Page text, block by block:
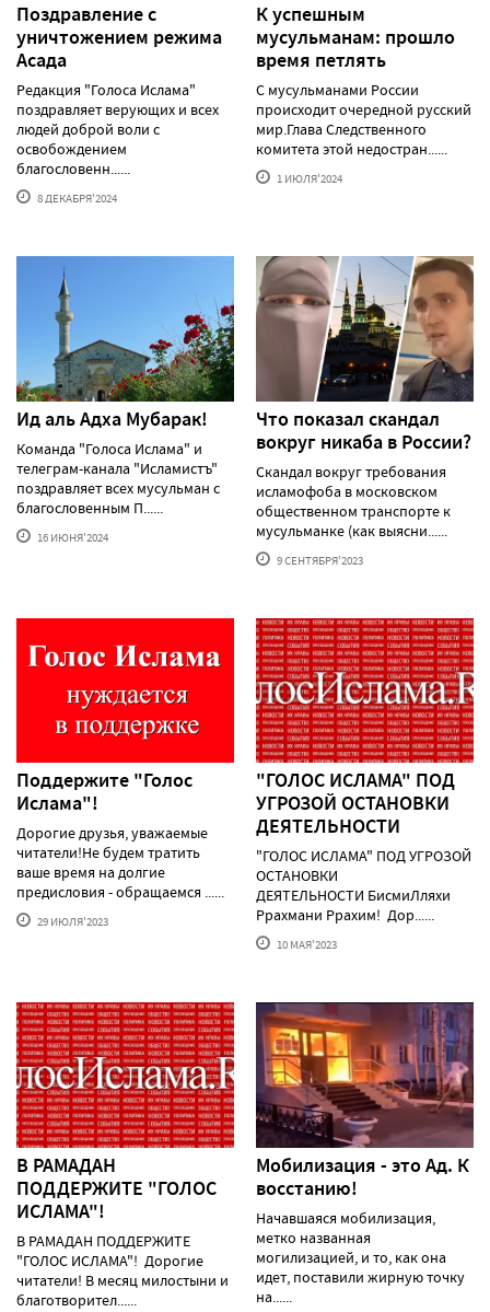
Поздравление с
уничтожением режима
Асада
Редакция "Голоса Ислама"
поздравляет верующих и всех
людей доброй воли с
освобождением
благословенн......
8 ДЕКАБРЯ'2024
К успешным
мусульманам: прошло
время петлять
С мусульманами России
происходит очередной русский
мир.Глава Следственного
комитета этой недостран......
1 ИЮЛЯ'2024
Ид аль Адха Мубарак!
Команда "Голоса Ислама" и
телеграм-канала "Исламистъ"
поздравляет всех мусульман с
благословенным П......
16 ИЮНЯ'2024
Что показал скандал
вокруг никаба в России?
Скандал вокруг требования
исламофоба в московском
общественном транспорте к
мусульманке (как выясни......
9 СЕНТЯБРЯ'2023
Поддержите "Голос
Ислама"!
Дорогие друзья, уважаемые
читатели!Не будем тратить
ваше время на долгие
предисловия - обращаемся ......
29 ИЮЛЯ'2023
"ГОЛОС ИСЛАМА" ПОД
УГРОЗОЙ ОСТАНОВКИ
ДЕЯТЕЛЬНОСТИ
"ГОЛОС ИСЛАМА" ПОД УГРОЗОЙ
ОСТАНОВКИ
ДЕЯТЕЛЬНОСТИ БисмиЛляхи
Ррахмани Ррахим! Дор......
10 МАЯ'2023
В РАМАДАН
ПОДДЕРЖИТЕ "ГОЛОС
ИСЛАМА"!
В РАМАДАН ПОДДЕРЖИТЕ
"ГОЛОС ИСЛАМА"! Дорогие
читатели! В месяц милостыни и
благотворител......
Мобилизация - это Ад. К
восстанию!
Начавшаяся мобилизация,
метко названная
могилизацией, и то, как она
идет, поставили жирную точку
на......